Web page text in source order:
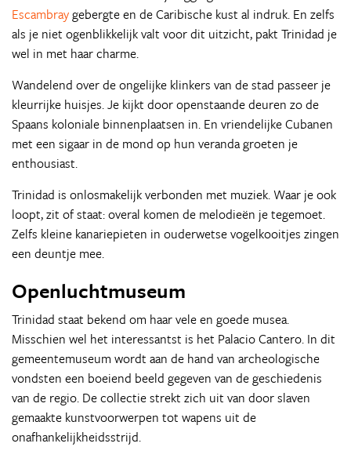
Escambraygebergte en de Caribische kust al indruk. En zelfs
als je niet ogenblikkelijk valt voor dit uitzicht, pakt Trinidad je
wel in met haar charme.
Wandelend over de ongelijke klinkers van de stad passeer je
kleurrijke huisjes. Je kijkt door openstaande deuren zo de
Spaans koloniale binnenplaatsen in. En vriendelijke Cubanen
met een sigaar in de mond op hun veranda groeten je
enthousiast.
Trinidad is onlosmakelijk verbonden met muziek. Waar je ook
loopt, zit of staat: overal komen de melodieën je tegemoet.
Zelfs kleine kanariepieten in ouderwetse vogelkooitjes zingen
een deuntje mee.
Openluchtmuseum
Trinidad staat bekend om haar vele en goede musea.
Misschien wel het interessantst is het Palacio Cantero. In dit
gemeentemuseum wordt aan de hand van archeologische
vondsten een boeiend beeld gegeven van de geschiedenis
van de regio. De collectie strekt zich uit van door slaven
gemaakte kunstvoorwerpen tot wapens uit de
onafhankelijkheidsstrijd.